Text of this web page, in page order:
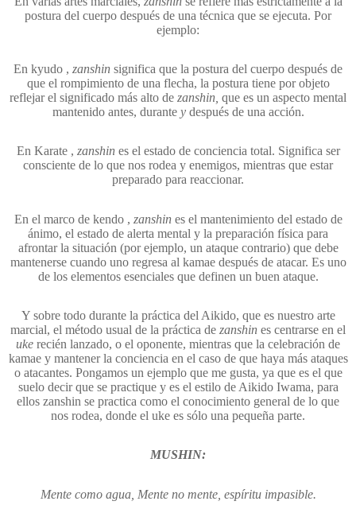
postura del cuerpo después de una técnica que se ejecuta. Por
ejemplo:
En kyudo , zanshin significa que la postura del cuerpo después de
que el rompimiento de una flecha, la postura tiene por objeto
reflejar el significado más alto de zanshin, que es un aspecto mental
mantenido antes, durante y después de una acción.
En Karate , zanshin es el estado de conciencia total. Significa ser
consciente de lo que nos rodea y enemigos, mientras que estar
preparado para reaccionar.
En el marco de kendo , zanshin es el mantenimiento del estado de
ánimo, el estado de alerta mental y la preparación física para
afrontar la situación (por ejemplo, un ataque contrario) que debe
mantenerse cuando uno regresa al kamae después de atacar. Es uno
de los elementos esenciales que definen un buen ataque.
Y sobre todo durante la práctica del Aikido, que es nuestro arte
marcial, el método usual de la práctica de zanshin es centrarse en el
uke recién lanzado, o el oponente, mientras que la celebración de
kamae y mantener la conciencia en el caso de que haya más ataques
o atacantes. Pongamos un ejemplo que me gusta, ya que es el que
suelo decir que se practique y es el estilo de Aikido Iwama, para
ellos zanshin se practica como el conocimiento general de lo que
nos rodea, donde el uke es sólo una pequeña parte.
MUSHIN:
Mente como agua, Mente no mente, espíritu impasible.